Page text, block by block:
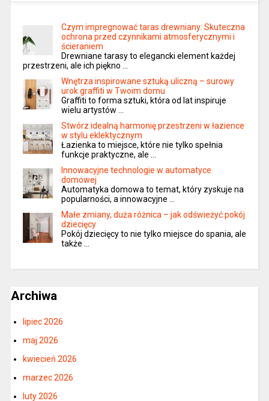
Czym impregnować taras drewniany: Skuteczna
ochrona przed czynnikami atmosferycznymi i
ścieraniem
Drewniane tarasy to elegancki element każdej
przestrzeni, ale ich piękno …
Wnętrza inspirowane sztuką uliczną – surowy
urok graffiti w Twoim domu
Graffiti to forma sztuki, która od lat inspiruje
wielu artystów …
Stwórz idealną harmonię przestrzeni w łazience
w stylu eklektycznym
Łazienka to miejsce, które nie tylko spełnia
funkcje praktyczne, ale …
Innowacyjne technologie w automatyce
domowej
Automatyka domowa to temat, który zyskuje na
popularności, a innowacyjne …
Małe zmiany, duża różnica – jak odświeżyć pokój
dziecięcy
Pokój dziecięcy to nie tylko miejsce do spania, ale
także …
Archiwa
lipiec 2026
maj 2026
kwiecień 2026
marzec 2026
luty 2026